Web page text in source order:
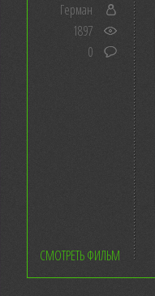
Герман
1897
0
СМОТРЕТЬ ФИЛЬМ